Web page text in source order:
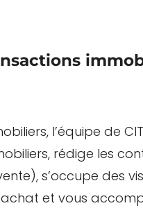
l’équipe de
rédige les
s’occupe des
et vous